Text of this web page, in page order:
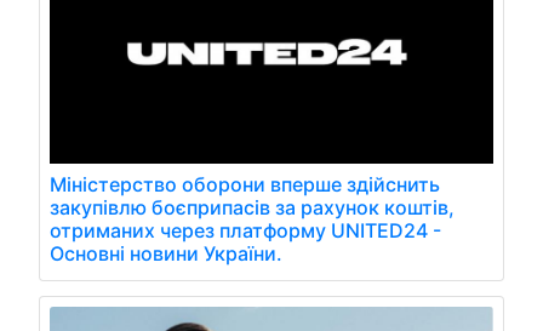
Міністерство оборони вперше здійснить
закупівлю боєприпасів за рахунок коштів,
отриманих через платформу UNITED24 -
Основні новини України.